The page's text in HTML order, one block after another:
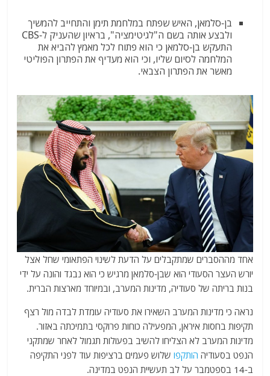
בן-סלמאן, האיש שפתח במלחמת תימן והתחייב להמשיך
ולבצע אותה בשם ה"לגיטימציה", בראיון שהעניק ל-CBS
התעקש בן-סלמאן כי הוא פתוח לכל מאמץ להביא את
המלחמה לסיום שליו, וכי הוא מעדיף את הפתרון הפוליטי
מאשר את הפתרון הצבאי.
אחד מההסברים שמתקבלים על הדעת לשינוי הפתאומי שחל אצל
יורש העצר הסעודי הוא שבן-סלמאן מרגיש כי הוא נבגד והונה על ידי
בנות בריתה של סעודיה, מדינות המערב, ובמיוחד מארצות הברית.
נראה כי מדינות המערב השאירו את סעודיה עומדת לבדה מול רצף
תקיפות בחסות איראן, המפעילה כוחות פרוקסי בתמיכתה באזור.
מדינות המערב לא הצליחו להשיב בפעולות תגמול לאחר שמתקני
הנפט בסעודיה הותקפו שלוש פעמים ברציפות עוד לפני התקיפה
ב-14 בספטמבר על לב תעשיית הנפט במדינה.